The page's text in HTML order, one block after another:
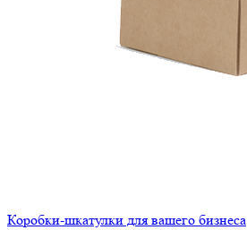
Коробки-шкатулки для вашего бизнеса